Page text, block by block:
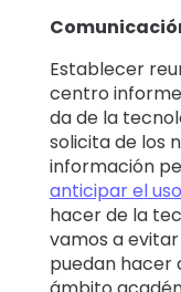
Establecer
centro informe
da de la
solicita de los
información
anticipar el
hacer de la
vamos a
puedan hacer